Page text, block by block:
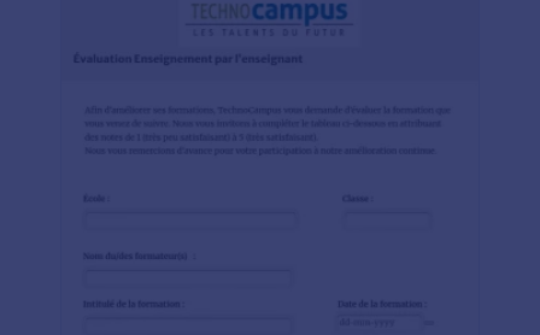
avec d'autres comptes - comme Trello, Slack ou
Google Drive - le faire automatiquement avec plus
de 100 intégrations gratuites. Gagnez du temps et
de formation en ligne de Jotform!